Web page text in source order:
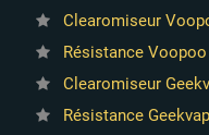
Clearomiseur
Résistance Voopoo
Clearomiseur
Résistance